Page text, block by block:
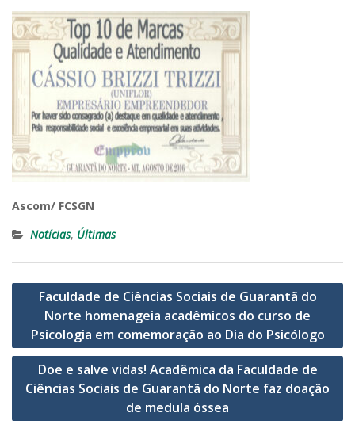
Ascom/ FCSGN
Notícias, Últimas
Navegação
Post
Faculdade de Ciências Sociais de Guarantã do
Norte homenageia acadêmicos do curso de
Psicologia em comemoração ao Dia do Psicólogo
Doe e salve vidas! Acadêmica da Faculdade de
Ciências Sociais de Guarantã do Norte faz doação
de medula óssea